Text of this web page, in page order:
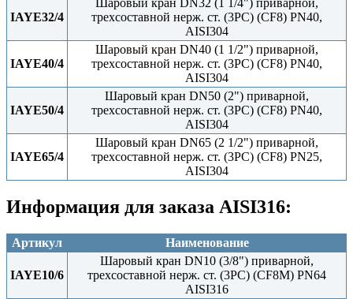
IAYE32/4
трехсоставной нерж. ст. (3PC) (CF8) PN40,
AISI304
IAYE40/4
Шаровый кран DN40 (1 1/2") приварной,
трехсоставной нерж. ст. (3PC) (CF8) PN40,
AISI304
IAYE50/4
Шаровый кран DN50 (2") приварной,
трехсоставной нерж. ст. (3PC) (CF8) PN40,
AISI304
IAYE65/4
Шаровый кран DN65 (2 1/2") приварной,
трехсоставной нерж. ст. (3PC) (CF8) PN25,
AISI304
Информация для заказа AISI316:
Артикул Наименование
IAYE10/6
Шаровый кран DN10 (3/8") приварной,
трехсоставной нерж. ст. (3PC) (CF8M) PN64
AISI316